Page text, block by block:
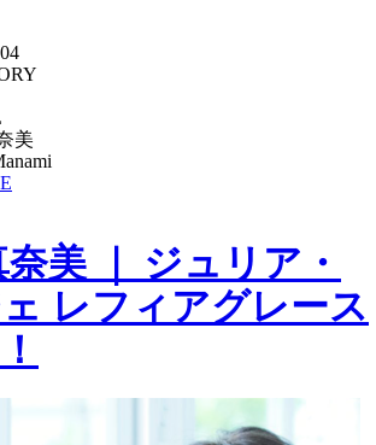
美
美 ｜ ジュリア・
レフィアグレース